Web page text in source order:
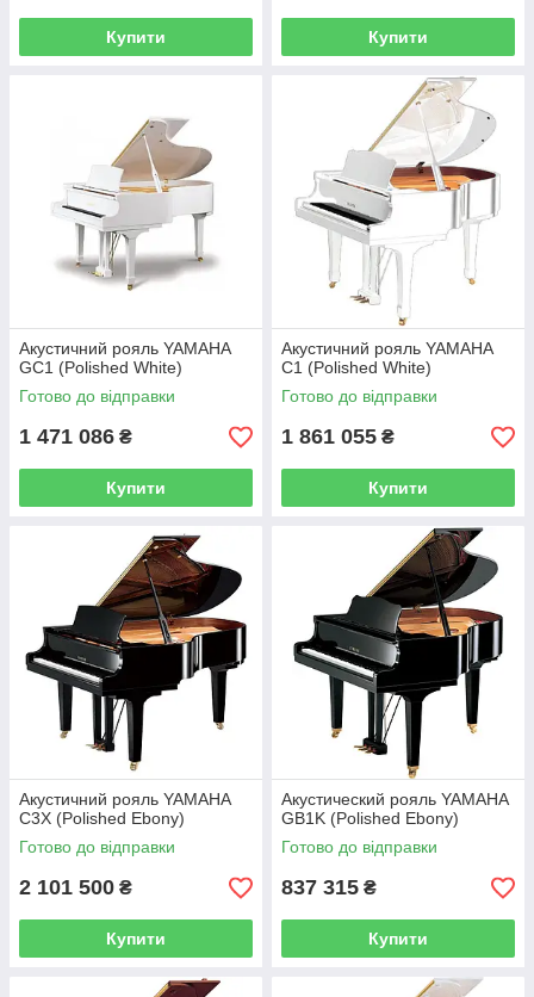
Купити Купити
Акустичний рояль YAMAHA
GC1 (Polished White)
Готово до відправки
1 471 086 ₴
Купити
Акустичний рояль YAMAHA
С1 (Polished White)
Готово до відправки
1 861 055 ₴
Купити
Акустичний рояль YAMAHA
C3X (Polished Ebony)
Готово до відправки
2 101 500 ₴
Купити
Акустический рояль YAMAHA
GB1K (Polished Ebony)
Готово до відправки
837 315 ₴
Купити